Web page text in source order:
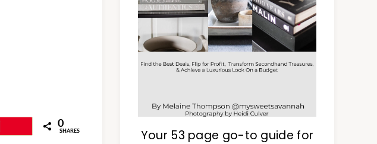
0
SHARES
Your 53 page go-to guide for